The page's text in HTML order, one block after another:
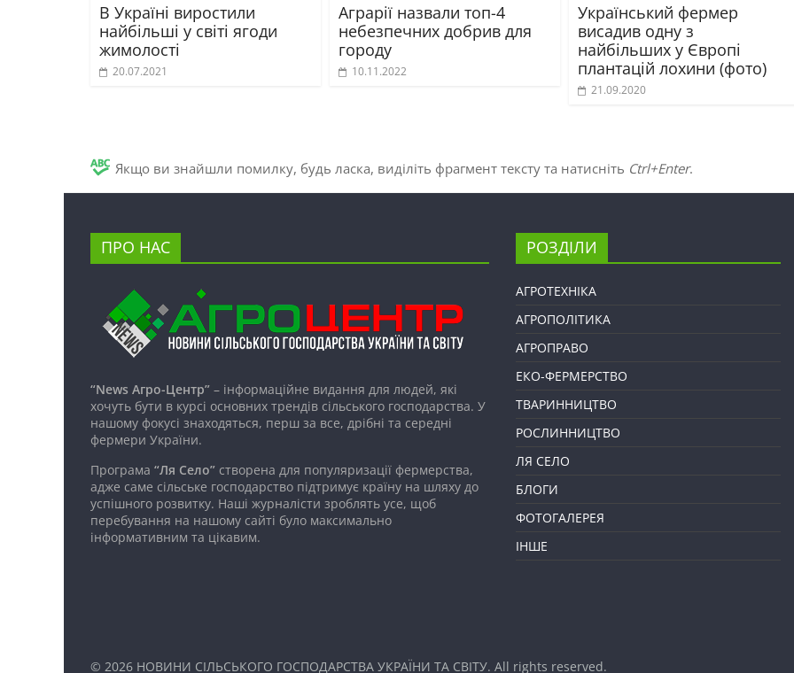
В Україні виростили
найбільші у світі ягоди
жимолості
20.07.2021
Аграрії назвали топ-4
небезпечних добрив для
городу
10.11.2022
Український фермер
висадив одну з
найбільших у Європі
плантацій лохини (фото)
21.09.2020
Якщо ви знайшли помилку, будь ласка, виділіть фрагмент тексту та натисніть Ctrl+Enter.
ПРО НАС
“News Агро-Центр” – інформаційне видання для людей, які
хочуть бути в курсі основних трендів сільського господарства. У
нашому фокусі знаходяться, перш за все, дрібні та середні
фермери України.
Програма “Ля Село” створена для популяризації фермерства,
адже саме сільське господарство підтримує країну на шляху до
успішного розвитку. Наші журналісти зроблять усе, щоб
перебування на нашому сайті було максимально
інформативним та цікавим.
РОЗДІЛИ
АГРОТЕХНІКА
АГРОПОЛІТИКА
АГРОПРАВО
ЕКО-ФЕРМЕРСТВО
ТВАРИННИЦТВО
РОСЛИННИЦТВО
ЛЯ СЕЛО
БЛОГИ
ФОТОГАЛЕРЕЯ
ІНШЕ
© 2026 НОВИНИ СІЛЬСЬКОГО ГОСПОДАРСТВА УКРАЇНИ ТА СВІТУ. All rights reserved.